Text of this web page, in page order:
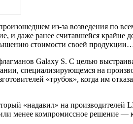
из-за возведения по
и даже ранее считавшейся крайне
стоимости своей
Galaxy S. С целью
специализирующемся на
«трубок», когда им
«надавил» на производителей
менее компромиссное решение —